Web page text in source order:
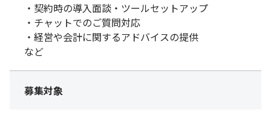
・契約時の導入面談・ツールセットアップ
・チャットでのご質問対応
・経営や会計に関するアドバイスの提供
など
募集対象